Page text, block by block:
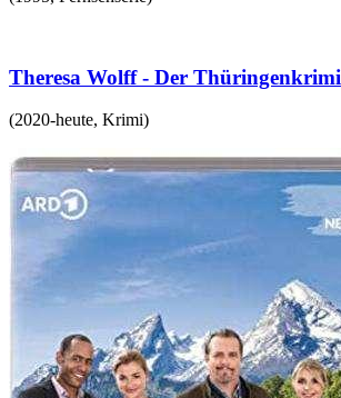
Theresa Wolff - Der Thüringenkrimi
(2020-heute, Krimi)